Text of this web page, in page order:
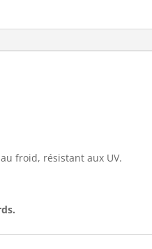
froid, résistant aux UV.